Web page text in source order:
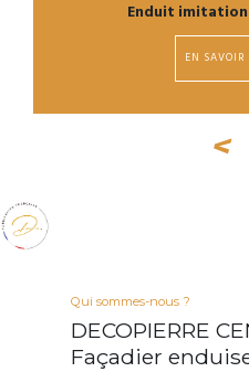
Enduit
EN SAVOIR
<
Qui sommes-nous ?
DECOPIERRE
Façadier